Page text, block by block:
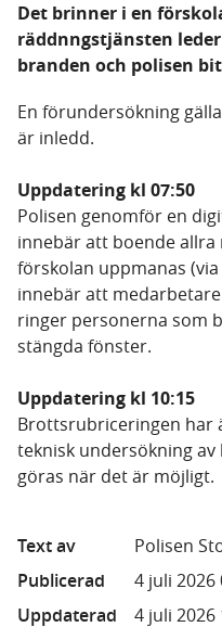
Det brinner i en
räddnngstjänsten
branden och polisen
En förundersökning
är inledd.
Uppdatering kl 07:50
Polisen genomför en
innebär att boende
förskolan uppmanas
innebär att
ringer personerna som
stängda fönster.
Uppdatering kl 10:15
Brottsrubriceringen har
teknisk undersökning
göras när det är möjligt.
Text av
Polisen
Publicerad
4 juli 2026
Uppdaterad
4 juli 2026